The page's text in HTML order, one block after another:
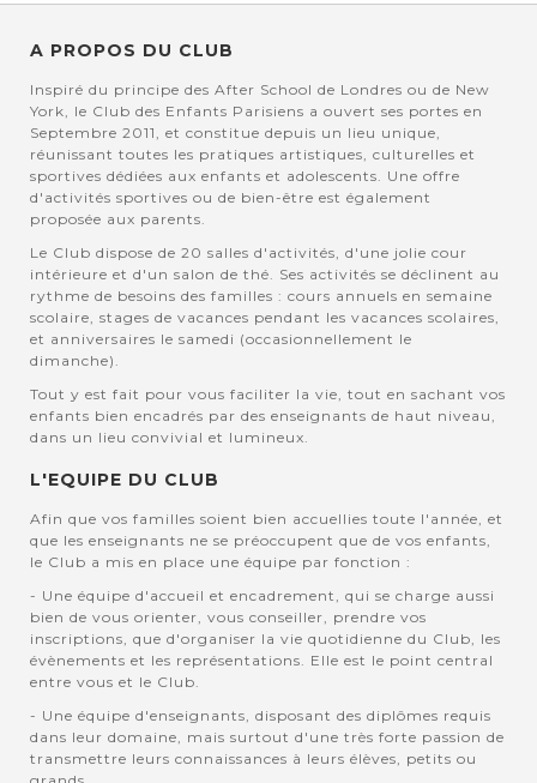
A PROPOS DU CLUB
Inspiré du principe des After School de Londres ou de New
York, le Club des Enfants Parisiens a ouvert ses portes en
Septembre 2011, et constitue depuis un lieu unique,
réunissant toutes les pratiques artistiques, culturelles et
sportives dédiées aux enfants et adolescents. Une offre
d'activités sportives ou de bien-être est également
proposée aux parents.
Le Club dispose de 20 salles d'activités, d'une jolie cour
intérieure et d'un salon de thé. Ses activités se déclinent au
rythme de besoins des familles : cours annuels en semaine
scolaire, stages de vacances pendant les vacances scolaires,
et anniversaires le samedi (occasionnellement le
dimanche).
Tout y est fait pour vous faciliter la vie, tout en sachant vos
enfants bien encadrés par des enseignants de haut niveau,
dans un lieu convivial et lumineux.
L'EQUIPE DU CLUB
Afin que vos familles soient bien accuellies toute l'année, et
que les enseignants ne se préoccupent que de vos enfants,
le Club a mis en place une équipe par fonction :
- Une équipe d'accueil et encadrement, qui se charge aussi
bien de vous orienter, vous conseiller, prendre vos
inscriptions, que d'organiser la vie quotidienne du Club, les
évènements et les représentations. Elle est le point central
entre vous et le Club.
- Une équipe d'enseignants, disposant des diplômes requis
dans leur domaine, mais surtout d'une très forte passion de
transmettre leurs connaissances à leurs élèves, petits ou